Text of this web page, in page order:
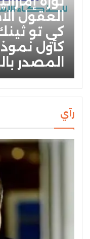
العقول
كي تو ثينك
كأول
المصدر
رآي